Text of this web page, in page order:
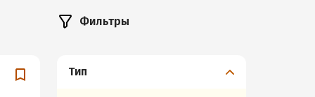
Фильтры
Тип